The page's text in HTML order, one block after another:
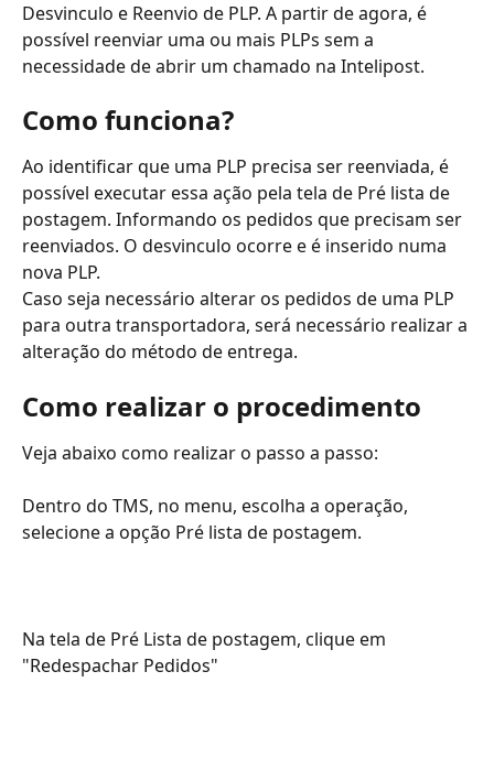
Desvinculo e Reenvio de PLP. A partir de agora, é
possível reenviar uma ou mais PLPs sem a
necessidade de abrir um chamado na Intelipost.
Como funciona?
Ao identificar que uma PLP precisa ser reenviada, é
possível executar essa ação pela tela de Pré lista de
postagem. Informando os pedidos que precisam ser
reenviados. O desvinculo ocorre e é inserido numa
nova PLP.
Caso seja necessário alterar os pedidos de uma PLP
para outra transportadora, será necessário realizar a
alteração do método de entrega.
Como realizar o procedimento
Veja abaixo como realizar o passo a passo:
Dentro do TMS, no menu, escolha a operação,
selecione a opção Pré lista de postagem.
Na tela de Pré Lista de postagem, clique em
"Redespachar Pedidos"